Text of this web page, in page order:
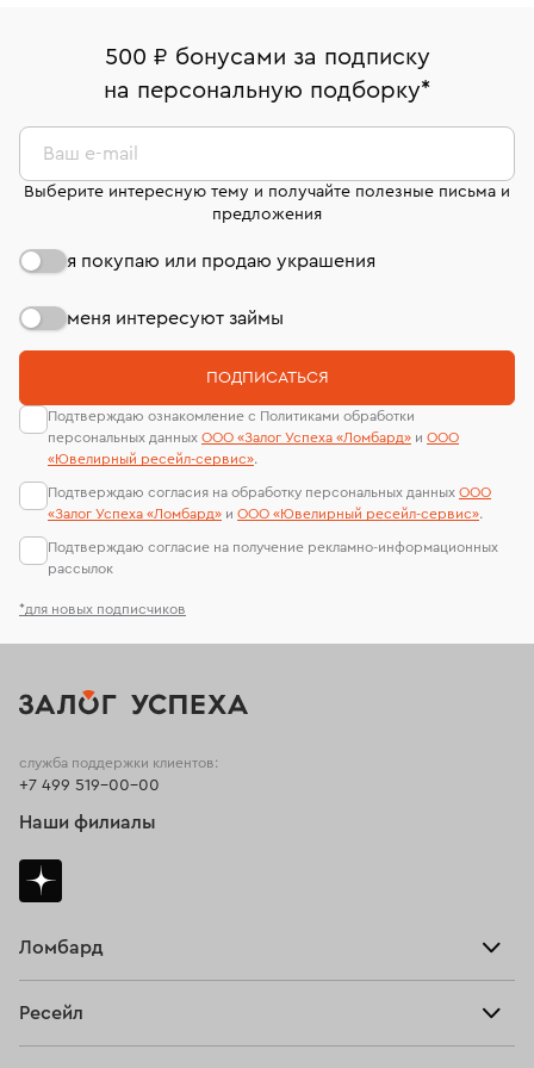
комиссионных украшений и часов смотрите на
странице«Возврат украшений»
номер (УИН)
На особо ценные изделия получены
сертификаты МГУ и других геммологических
лабораторий
500 ₽ бонусами за подписку
на персональную подборку*
*для новых подписчиков
Ваш e-mail
Выберите интересную тему и получайте полезные письма и
предложения
я покупаю или продаю украшения
меня интересуют займы
ПОДПИСАТЬСЯ
Подтверждаю ознакомление с Политиками обработки
персональных данных ООО «Залог Успеха «Ломбард» и ООО
«Ювелирный ресейл-сервиc».
Подтверждаю согласия на обработку персональных данных ООО
«Залог Успеха «Ломбард» и ООО «Ювелирный ресейл-сервиc».
Подтверждаю согласие на получение рекламно-информационных
рассылок
Ломбард
Ресейл
служба поддержки клиентов:
+7 499 519-00-00
Наши филиалы